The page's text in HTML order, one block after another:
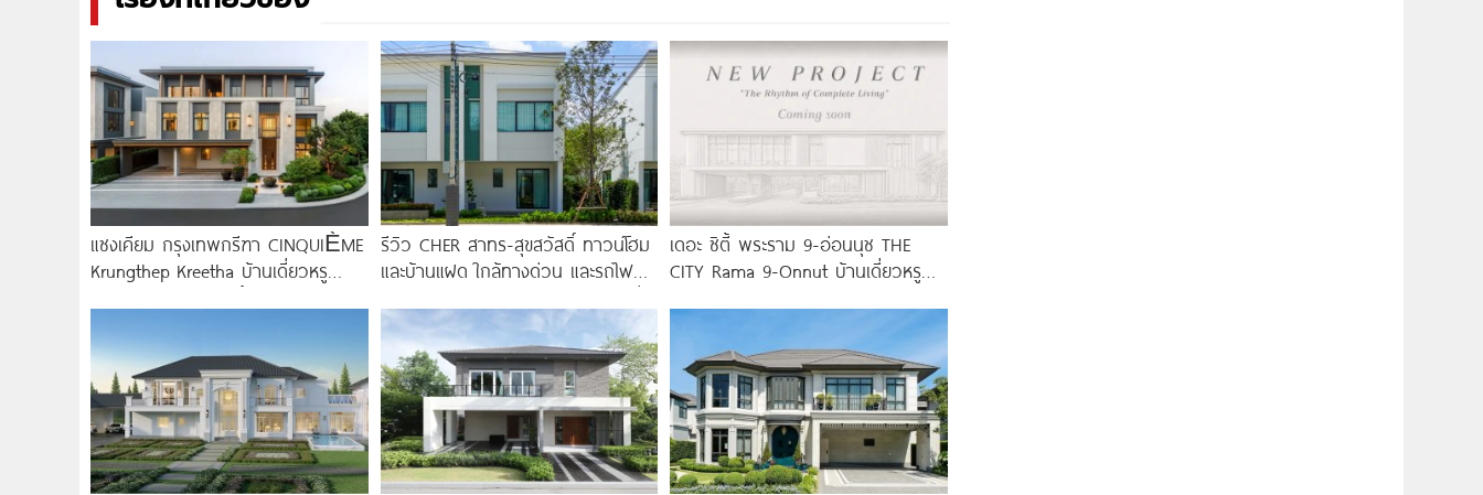
แซงเคียม กรุงเทพกรีฑา CINQUIÈME
Krungthep Kreetha บ้านเดี่ยวหรู
รีวิว CHER สาทร-สุขสวัสดิ์ ทาวน์โฮม
และบ้านแฝด ใกล้ทางด่วน และรถไฟฟ้า
3.59
เดอะ ซิตี้ พระราม 9-อ่อนนุช THE
CITY Rama 9-Onnut บ้านเดี่ยวหรู